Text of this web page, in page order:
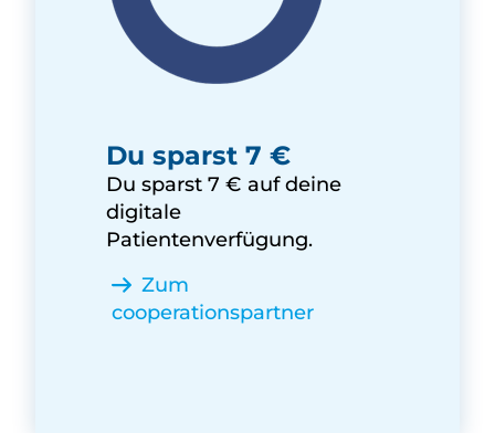
DIPAT
Du sparst 7 €
Du sparst 7 € auf deine
digitale
Patientenverfügung.
Zum
cooperationspartner